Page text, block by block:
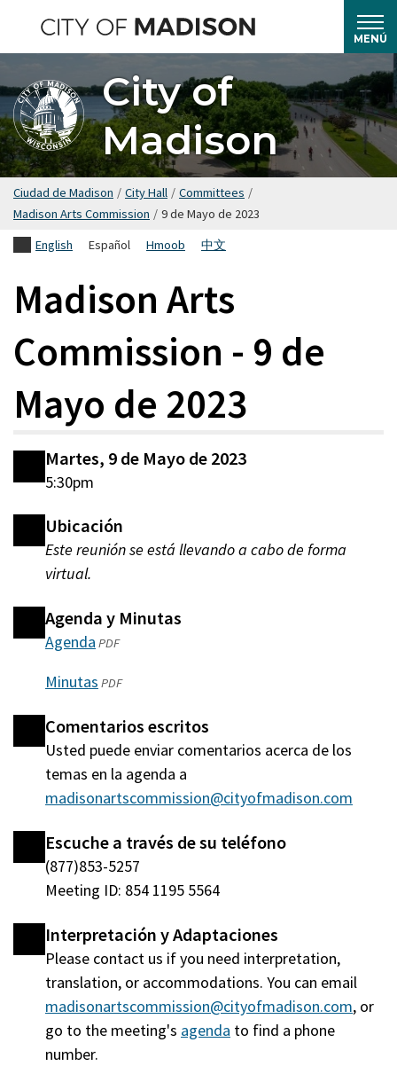
el
contenido
principal
MENÚ
City of
Madison
Ciudad de Madison / City Hall / Committees /
Madison Arts Commission / 9 de Mayo de 2023
English
Español Hmoob 中文
Madison Arts
Commission - 9 de
Mayo de 2023
Martes, 9 de Mayo de 2023
5:30pm
Ubicación
Este reunión se está llevando a cabo de forma
virtual.
Agenda y Minutas
Agenda(abre
una
ventana)
PDF
Minutas(abre
una
nueva
ventana)
PDF
Comentarios escritos
Usted puede enviar comentarios acerca de los
temas en la agenda a
madisonartscommission@cityofmadison.com
Escuche a través de su teléfono
(877)853-5257
Meeting ID: 854 1195 5564
Interpretación y Adaptaciones
Please contact us if you need interpretation,
translation, or accommodations. You can email
madisonartscommission@cityofmadison.com, or
go to the meeting's agenda (abre
to find a phone
number.